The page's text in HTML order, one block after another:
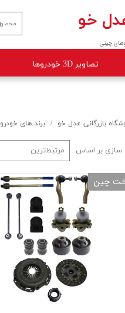
چینی
خو
تصاویر 3D خودروها
بازرگانی عدل خو برند های خودرو
سازی بر اساس مرتبط‌ترین
چین